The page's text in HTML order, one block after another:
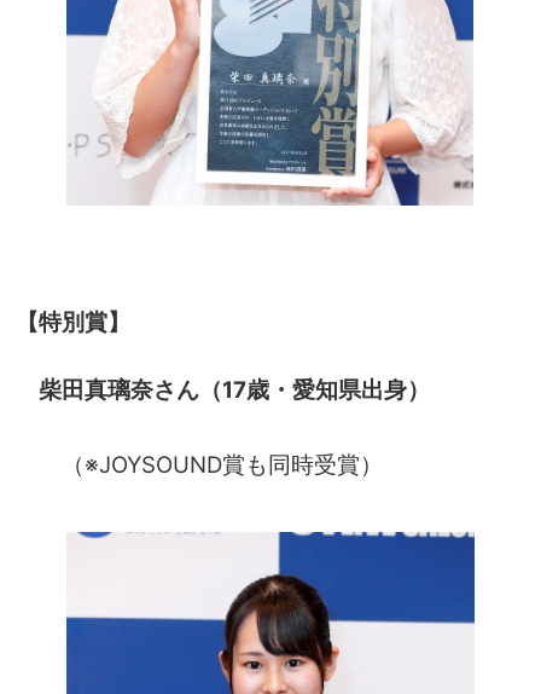
【特別賞】
柴田真璃奈さん（17歳・愛知県出身）
（※JOYSOUND賞も同時受賞）